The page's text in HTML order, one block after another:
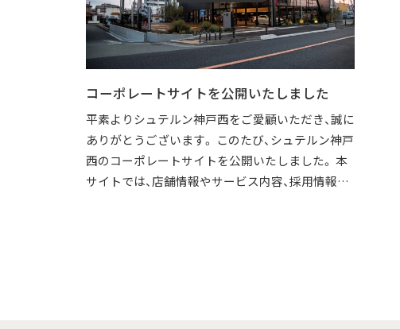
コーポレートサイトを公開いたしました
平素よりシュテルン神戸西をご愛顧いただき、誠に
ありがとうございます。 このたび、シュテルン神戸
西のコーポレートサイトを公開いたしました。 本
サイトでは、店舗情報やサービス内容、採用情報な